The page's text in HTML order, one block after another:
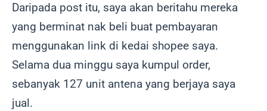
Daripada post itu, saya akan beritahu mereka
yang berminat nak beli buat pembayaran
menggunakan link di kedai shopee saya.
Selama dua minggu saya kumpul order,
sebanyak 127 unit antena yang berjaya saya
jual.